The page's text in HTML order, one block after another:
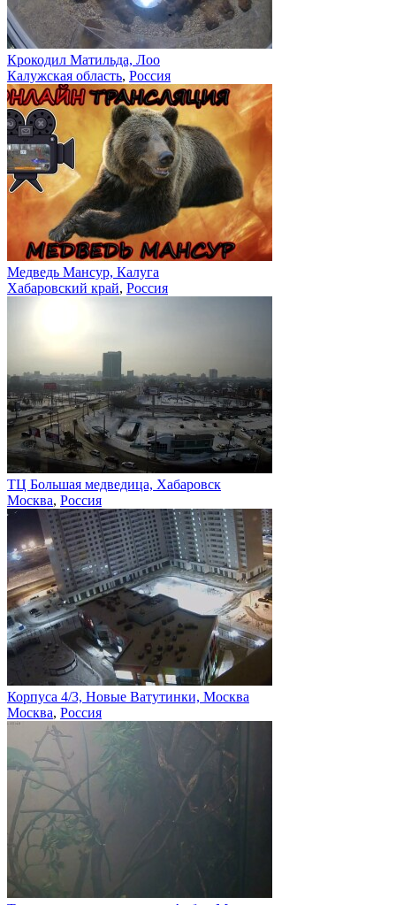
Крокодил Матильда, Лоо
Калужская область, Россия
Медведь Мансур, Калуга
Хабаровский край, Россия
ТЦ Большая медведица, Хабаровск
Москва, Россия
Корпуса 4/3, Новые Ватутинки, Москва
Москва, Россия